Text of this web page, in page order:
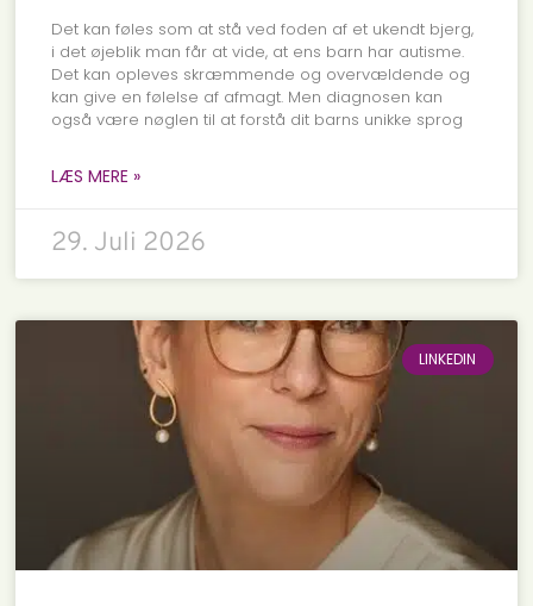
Det kan føles som at stå ved foden af et ukendt bjerg,
i det øjeblik man får at vide, at ens barn har autisme.
Det kan opleves skræmmende og overvældende og
kan give en følelse af afmagt. Men diagnosen kan
også være nøglen til at forstå dit barns unikke sprog
LÆS MERE »
29. Juli 2026
LINKEDIN